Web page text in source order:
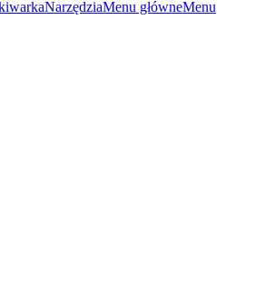
NarzędziaMenu główneMenu